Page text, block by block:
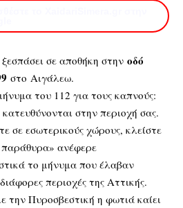
σε αποθήκη στην οδό
στο Αιγάλεω.
του 112 για τους καπνούς:
στην περιοχή σας.
σε εσωτερικούς χώρους, κλείστε
παράθυρα» ανέφερε
το μήνυμα που έλαβαν
περιοχές της Αττικής.
την Πυροσβεστική η φωτιά καίει